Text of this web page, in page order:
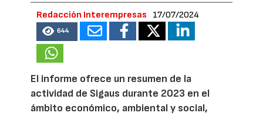
Redacción Interempresas 17/07/2024
644
El informe ofrece un resumen de la
actividad de Sigaus durante 2023 en el
ámbito económico, ambiental y social,